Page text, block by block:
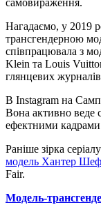
Нагадаємо, у 2019
трансгендерною
співпрацювала з
Klein та Louis
глянцевих
В Instagram на
Вона активно веде
ефектними
Раніше зірка
модель Хантер
Fair.
Модель-